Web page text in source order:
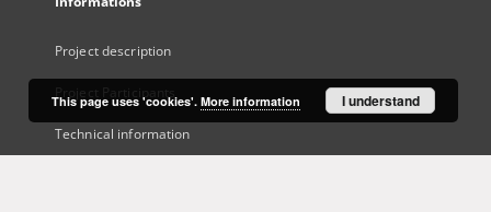
Project description
Project Participants
Technical information
This page uses 'cookies'. More information I understand